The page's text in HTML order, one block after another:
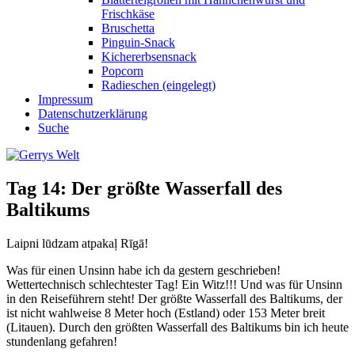
Frischkäse
Bruschetta
Pinguin-Snack
Kichererbsensnack
Popcorn
Radieschen (eingelegt)
Impressum
Datenschutzerklärung
Suche
Tag 14: Der größte Wasserfall des
Baltikums
Laipni lūdzam atpakaļ Rīgā!
Was für einen Unsinn habe ich da gestern geschrieben!
Wettertechnisch schlechtester Tag! Ein Witz!!! Und was für Unsinn
in den Reiseführern steht! Der größte Wasserfall des Baltikums, der
ist nicht wahlweise 8 Meter hoch (Estland) oder 153 Meter breit
(Litauen). Durch den größten Wasserfall des Baltikums bin ich heute
stundenlang gefahren!